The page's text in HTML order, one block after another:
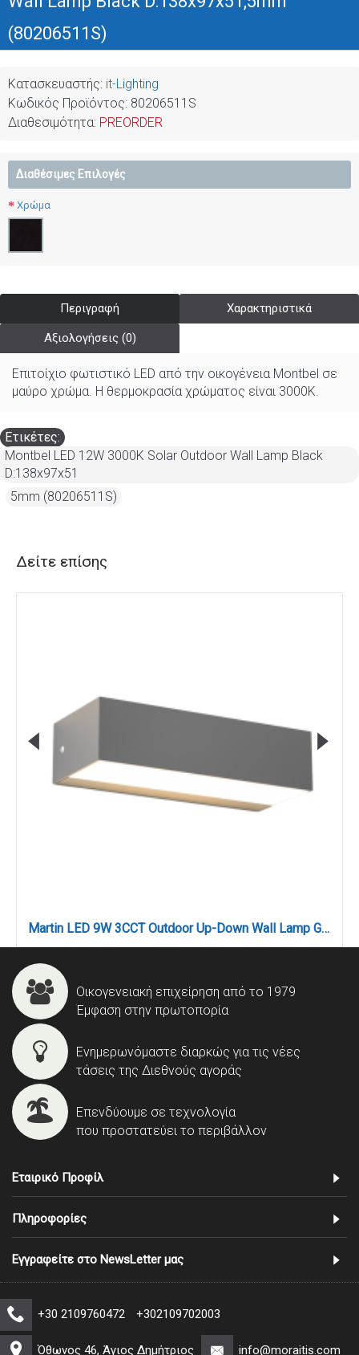
(80206511S)
Κατασκευαστής: it-Lighting
Κωδικός Προϊόντος: 80206511S
Διαθεσιμότητα: PREORDER
Διαθέσιμες Επιλογές
Χρώμα
Περιγραφή Χαρακτηριστικά
Αξιολογήσεις (0)
Επιτοίχιο φωτιστικό LED από την οικογένεια Montbel σε
μαύρο χρώμα. Η θερμοκρασία χρώματος είναι 3000K.
Ετικέτες:
Montbel LED 12W 3000K Solar Outdoor Wall Lamp Black
D:138x97x51
5mm (80206511S)
Δείτε επίσης
Martin LED 9W 3CCT Outdoor Up-Down Wall Lamp Grey D:17cmx4.6cm (80200830)
Οικογενειακή επιχείρηση από το 1979
Έμφαση στην πρωτοπορία
Ενημερωνόμαστε διαρκώς για τις νέες
τάσεις της Διεθνούς αγοράς
Επενδύουμε σε τεχνολογία
που προστατεύει το περιβάλλον
Εταιρικό Προφίλ
Πληροφορίες
Εγγραφείτε στο NewsLetter μας
+30 2109760472 +302109702003
Όθωνος 46, Άγιος Δημήτριος info@moraitis.com